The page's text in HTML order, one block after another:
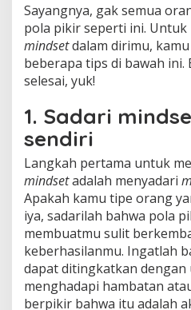
Sayangnya, gak semua
pola pikir seperti ini.
mindsetdalam dirimu,
beberapa tips di bawah ini.
selesai, yuk!
1. Sadari
sendiri
Langkah pertama untuk
mindsetadalah menyadari
Apakah kamu tipe orang
iya, sadarilah bahwa pola
membuatmu sulit
keberhasilanmu. Ingatlah
dapat ditingkatkan dengan
menghadapi hambatan
berpikir bahwa itu adalah